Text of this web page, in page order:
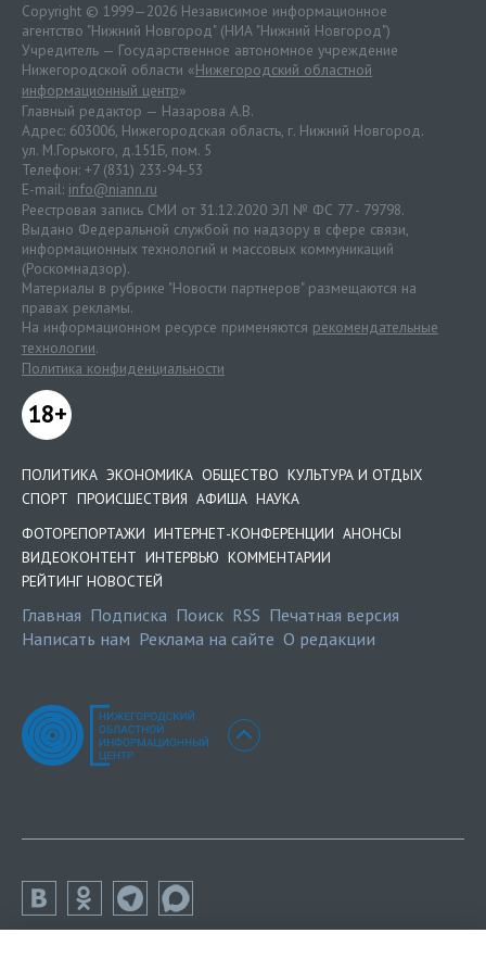
Copyright © 1999—2026 Независимое информационное
агентство "Нижний Новгород" (НИА "Нижний Новгород")
Учредитель — Государственное автономное учреждение
Нижегородской области «Нижегородский областной
информационный центр»
Главный редактор — Назарова А.В.
Адрес: 603006, Нижегородская область, г. Нижний Новгород.
ул. М.Горького, д.151Б, пом. 5
Телефон: +7 (831) 233-94-53
E-mail: info@niann.ru
Реестровая запись СМИ от 31.12.2020 ЭЛ № ФС 77 - 79798.
Выдано Федеральной службой по надзору в сфере связи,
информационных технологий и массовых коммуникаций
(Роскомнадзор).
Материалы в рубрике "Новости партнеров" размещаются на
правах рекламы.
На информационном ресурсе применяются рекомендательные
технологии.
Политика конфиденциальности
18+
ПОЛИТИКА ЭКОНОМИКА ОБЩЕСТВО КУЛЬТУРА И ОТДЫХ
СПОРТ ПРОИСШЕСТВИЯ АФИША НАУКА
ФОТОРЕПОРТАЖИ ИНТЕРНЕТ-КОНФЕРЕНЦИИ АНОНСЫ
ВИДЕОКОНТЕНТ ИНТЕРВЬЮ КОММЕНТАРИИ
РЕЙТИНГ НОВОСТЕЙ
Главная Подписка Поиск RSS Печатная версия
Написать нам Реклама на сайте О редакции